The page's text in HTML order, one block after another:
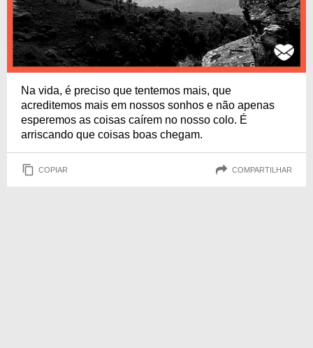
Na vida, é preciso que tentemos mais, que
acreditemos mais em nossos sonhos e não apenas
esperemos as coisas caírem no nosso colo. É
arriscando que coisas boas chegam.
COPIAR COMPARTILHAR